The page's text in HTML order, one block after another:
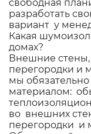
свободная
разработать
вариант у
Какая
домах?
Внешние стены,
перегородки и
мы
материалом:
во внешних
перегородки и